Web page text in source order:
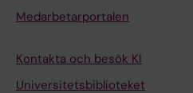
Medarbetarportalen
Kontakta och besök KI
Universitetsbiblioteket